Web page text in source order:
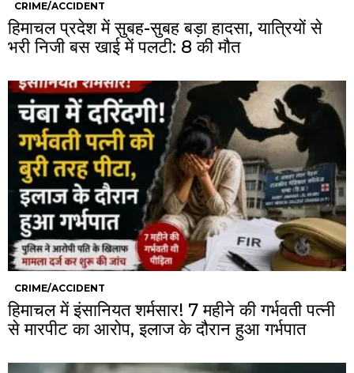
CRIME/ACCIDENT
हिमाचल प्रदेश में सुबह-सुबह बड़ा हादसा, यात्रियों से
भरी निजी बस खाई में पलटी: 8 की मौत
CRIME/ACCIDENT
हिमाचल में इंसानियत शर्मसार! 7 महीने की गर्भवती पत्नी
से मारपीट का आरोप, इलाज के दौरान हुआ गर्भपात